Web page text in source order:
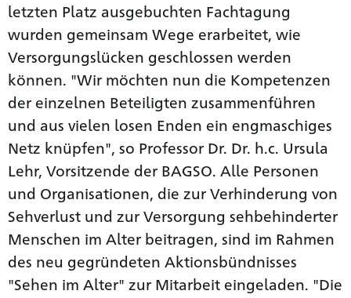
letzten Platz ausgebuchten Fachtagung
wurden gemeinsam Wege erarbeitet, wie
Versorgungslücken geschlossen werden
können. "Wir möchten nun die Kompetenzen
der einzelnen Beteiligten zusammenführen
und aus vielen losen Enden ein engmaschiges
Netz knüpfen", so Professor Dr. Dr. h.c. Ursula
Lehr, Vorsitzende der BAGSO. Alle Personen
und Organisationen, die zur Verhinderung von
Sehverlust und zur Versorgung sehbehinderter
Menschen im Alter beitragen, sind im Rahmen
des neu gegründeten Aktionsbündnisses
"Sehen im Alter" zur Mitarbeit eingeladen. "Die